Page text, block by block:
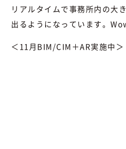
リアルタイムで事務所内の大
出るようになっています。
＜11月BIM/CIM＋AR実施中＞